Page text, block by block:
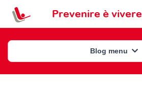
Prevenire è vivere
Blog menu